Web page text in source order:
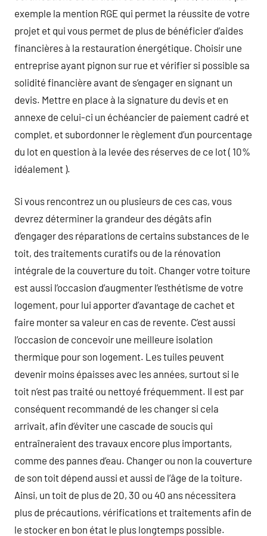
exemple la mention RGE qui permet la réussite de votre
projet et qui vous permet de plus de bénéficier d’aides
financières à la restauration énergétique. Choisir une
entreprise ayant pignon sur rue et vérifier si possible sa
solidité financière avant de s’engager en signant un
devis. Mettre en place à la signature du devis et en
annexe de celui-ci un échéancier de paiement cadré et
complet, et subordonner le règlement d’un pourcentage
du lot en question à la levée des réserves de ce lot ( 10%
idéalement ).
Si vous rencontrez un ou plusieurs de ces cas, vous
devrez déterminer la grandeur des dégâts afin
d’engager des réparations de certains substances de le
toit, des traitements curatifs ou de la rénovation
intégrale de la couverture du toit. Changer votre toiture
est aussi l’occasion d’augmenter l’esthétisme de votre
logement, pour lui apporter d’avantage de cachet et
faire monter sa valeur en cas de revente. C’est aussi
l’occasion de concevoir une meilleure isolation
thermique pour son logement. Les tuiles peuvent
devenir moins épaisses avec les années, surtout si le
toit n’est pas traité ou nettoyé fréquemment. Il est par
conséquent recommandé de les changer si cela
arrivait, afin d’éviter une cascade de soucis qui
entraîneraient des travaux encore plus importants,
comme des pannes d’eau. Changer ou non la couverture
de son toit dépend aussi et aussi de l’âge de la toiture.
Ainsi, un toit de plus de 20, 30 ou 40 ans nécessitera
plus de précautions, vérifications et traitements afin de
le stocker en bon état le plus longtemps possible.